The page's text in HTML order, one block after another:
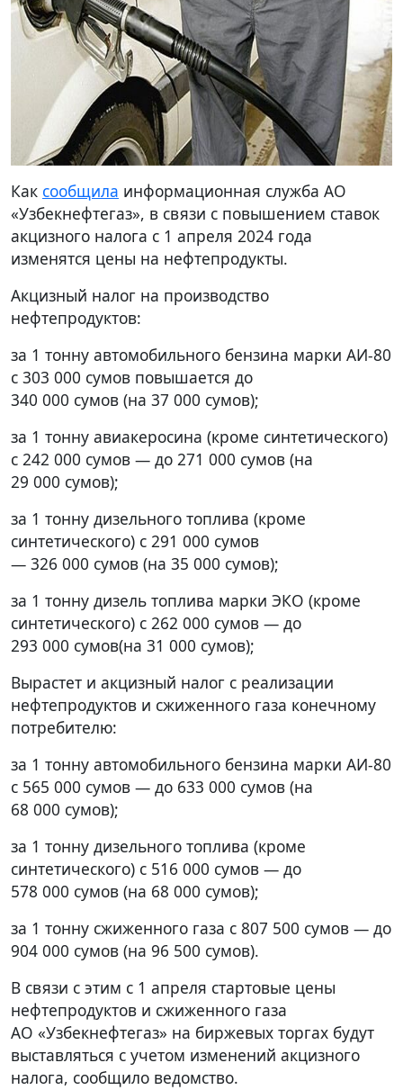
Как сообщила информационная служба АО
«Узбекнефтегаз», в связи с повышением ставок
акцизного налога с 1 апреля 2024 года
изменятся цены на нефтепродукты.
Акцизный налог на производство
нефтепродуктов:
за 1 тонну автомобильного бензина марки АИ-80
с 303 000 сумов повышается до
340 000 сумов (на 37 000 сумов);
за 1 тонну авиакеросина (кроме синтетического)
с 242 000 сумов — до 271 000 сумов (на
29 000 сумов);
за 1 тонну дизельного топлива (кроме
синтетического) с 291 000 сумов
— 326 000 сумов (на 35 000 сумов);
за 1 тонну дизель топлива марки ЭКО (кроме
синтетического) с 262 000 сумов — до
293 000 сумов(на 31 000 сумов);
Вырастет и акцизный налог с реализации
нефтепродуктов и сжиженного газа конечному
потребителю:
за 1 тонну автомобильного бензина марки АИ-80
с 565 000 сумов — до 633 000 сумов (на
68 000 сумов);
за 1 тонну дизельного топлива (кроме
синтетического) с 516 000 сумов — до
578 000 сумов (на 68 000 сумов);
за 1 тонну сжиженного газа с 807 500 сумов — до
904 000 сумов (на 96 500 сумов).
В связи с этим с 1 апреля стартовые цены
нефтепродуктов и сжиженного газа
АО «Узбекнефтегаз» на биржевых торгах будут
выставляться с учетом изменений акцизного
налога, сообщило ведомство.